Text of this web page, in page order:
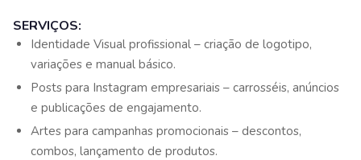
SERVIÇOS:
Identidade Visual profissional – criação de logotipo,
variações e manual básico.
Posts para Instagram empresariais – carrosséis, anúncios
e publicações de engajamento.
Artes para campanhas promocionais – descontos,
combos, lançamento de produtos.